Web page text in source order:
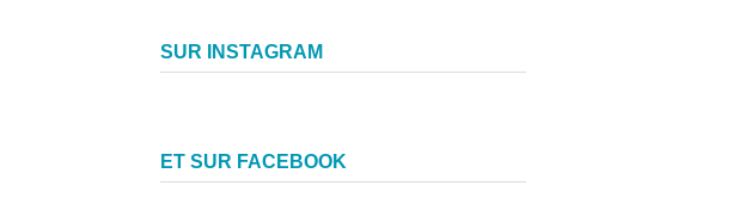
SUR INSTAGRAM
ET SUR FACEBOOK